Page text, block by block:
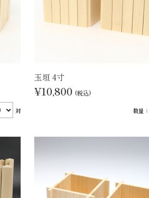
対
玉垣 4寸
¥10,800 (税込)
数量：